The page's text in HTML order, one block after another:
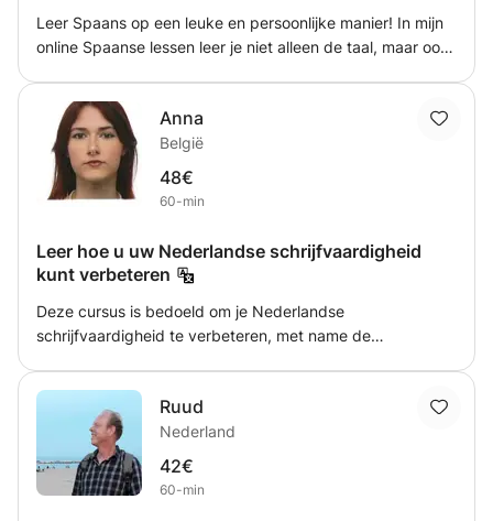
Leer Spaans op een leuke en persoonlijke manier! In mijn
online Spaanse lessen leer je niet alleen de taal, maar ook
bent of je Spaans wilt verbeteren, samen zorgen we
ervoor dat je met vertrouwen kunt spreken!
Anna
België
48€
60-min
Leer hoe u uw Nederlandse schrijfvaardigheid
kunt verbeteren
Deze cursus is bedoeld om je Nederlandse
schrijfvaardigheid te verbeteren, met name de
aan het leren bent, maar ook voor wanneer je moeite hebt
met schrijven en je schrijfvaardigheid wilt verbeteren.
Ruud
Nederland
42€
60-min